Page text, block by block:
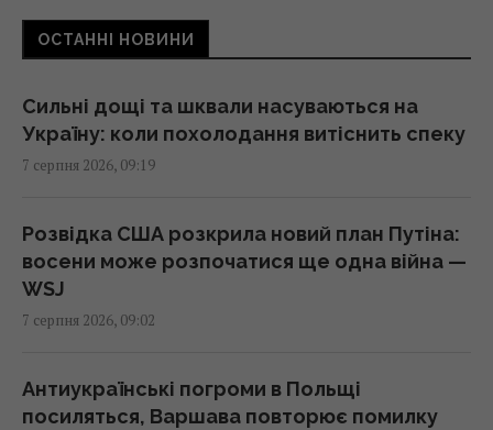
Трамп підписав укази про обмеження
США
08:49 п'ятниця, 07 серпня 2026
Сіті": головні прем'єри в кінотеатрах цього
тижня
08:47 п'ятниця, 07 серпня 2026
дослідження пояснюють користь цього
народного засобу
ОСТАННІ НОВИНИ
Сильні дощі та шквали насуваються на
Україну: коли похолодання витіснить спеку
7 серпня 2026, 09:19
Розвідка США розкрила новий план Путіна:
восени може розпочатися ще одна війна —
WSJ
7 серпня 2026, 09:02
Антиукраїнські погроми в Польщі
посиляться, Варшава повторює помилку